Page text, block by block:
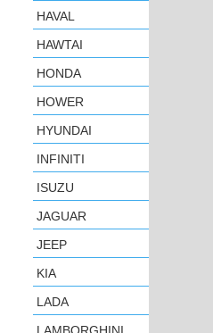
HAVAL
HAWTAI
HONDA
HOWER
HYUNDAI
INFINITI
ISUZU
JAGUAR
JEEP
KIA
LADA